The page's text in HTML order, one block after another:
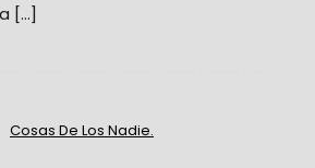
[…]
Cosas De Los Nadie.